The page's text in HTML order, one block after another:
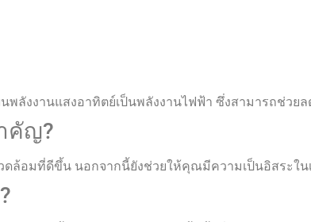
ลังงานแสงอาทิตย์เป็นพลังงานไฟฟ้า ซึ่งสามารถช่วย
คัญ?
ล้อมที่ดีขึ้น นอกจากนี้ยังช่วยให้คุณมีความเป็นอิสระใน